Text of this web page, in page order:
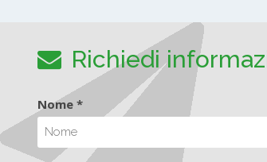
Richiedi
Nome *